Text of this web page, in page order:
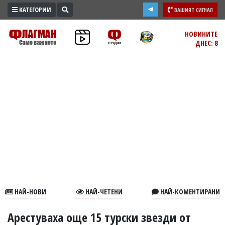
ПРОМО
ЗОНА
КАТЕГОРИИ ВАШИЯТ СИГНАЛ
НОВИНИТЕ
ДНЕС: 8
НАЙ-НОВИ НАЙ-ЧЕТЕНИ НАЙ-КОМЕНТИРАНИ
Арестуваха още 15 турски звезди от